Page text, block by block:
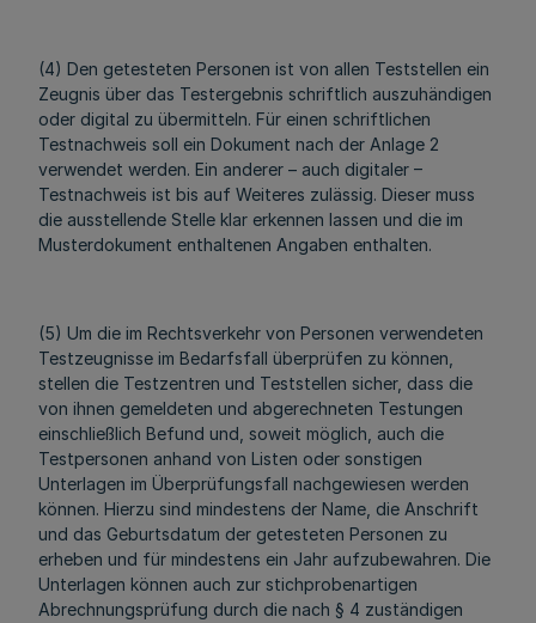
(4) Den getesteten Personen ist von allen Teststellen ein
Zeugnis über das Testergebnis schriftlich auszuhändigen
oder digital zu übermitteln. Für einen schriftlichen
Testnachweis soll ein Dokument nach der Anlage 2
verwendet werden. Ein anderer – auch digitaler –
Testnachweis ist bis auf Weiteres zulässig. Dieser muss
die ausstellende Stelle klar erkennen lassen und die im
Musterdokument enthaltenen Angaben enthalten.
(5) Um die im Rechtsverkehr von Personen verwendeten
Testzeugnisse im Bedarfsfall überprüfen zu können,
stellen die Testzentren und Teststellen sicher, dass die
von ihnen gemeldeten und abgerechneten Testungen
einschließlich Befund und, soweit möglich, auch die
Testpersonen anhand von Listen oder sonstigen
Unterlagen im Überprüfungsfall nachgewiesen werden
können. Hierzu sind mindestens der Name, die Anschrift
und das Geburtsdatum der getesteten Personen zu
erheben und für mindestens ein Jahr aufzubewahren. Die
Unterlagen können auch zur stichprobenartigen
Abrechnungsprüfung durch die nach § 4 zuständigen